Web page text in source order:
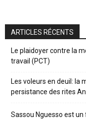
ARTICLES RÉCENTS
Le plaidoyer contre la
travail (PCT)
Les voleurs en deuil: la
persistance des rites
Sassou Nguesso est